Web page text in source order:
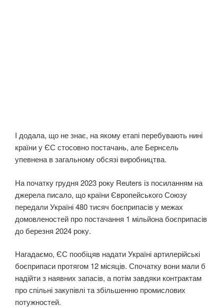
І додала, що не знає, на якому етапі перебувають нині
країни у ЄС стосовно постачань, але Бернсель
упевнена в загальному обсязі виробництва.
На початку грудня 2023 року Reuters із посиланням на
джерела писало, що країни Європейського Союзу
передали Україні 480 тисяч боєприпасів у межах
домовленостей про постачання 1 мільйона боєприпасів
до березня 2024 року.
Нагадаємо, ЄС пообіцяв надати Україні артилерійські
боєприпаси протягом 12 місяців. Спочатку вони мали б
надійти з наявних запасів, а потім завдяки контрактам
про спільні закупівлі та збільшенню промислових
потужностей.